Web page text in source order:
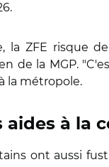
la ZFE risque
de la MGP.
la métropole.
aides à la
ont aussi